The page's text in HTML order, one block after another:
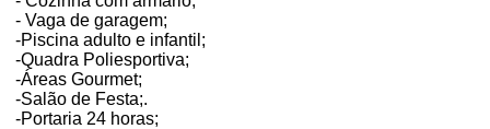
- Vaga de garagem;
-Piscina adulto e infantil;
-Quadra Poliesportiva;
-Áreas Gourmet;
-Salão de Festa;.
-Portaria 24 horas;